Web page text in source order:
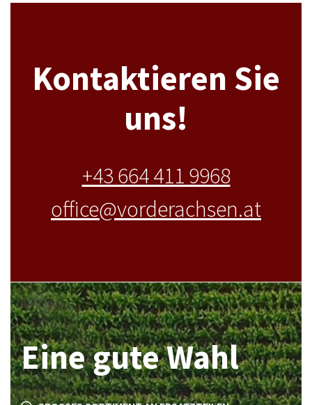
Kontaktieren Sie
uns!
+43 664 411 9968
office@vorderachsen.at
Eine gute Wahl